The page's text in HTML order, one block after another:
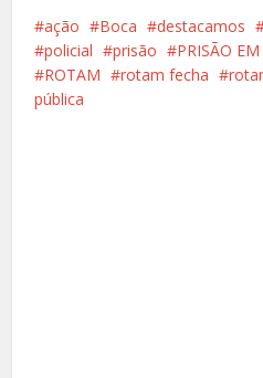
ação Boca destacamos
policial
prisão PRISÃO
ROTAM
rotam fecha
pública